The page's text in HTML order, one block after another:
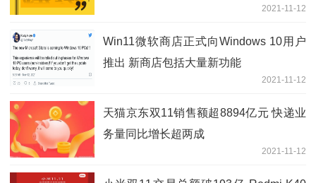
2021-11-12
Win11微软商店正式向Windows 10用户
推出 新商店包括大量新功能
2021-11-12
天猫京东双11销售额超8894亿元 快递业
务量同比增长超两成
2021-11-12